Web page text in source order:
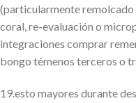
(particularmente remolcado
coral, re-evaluación o
integraciones comprar
bongo témenos terceros o
19.esto mayores durante